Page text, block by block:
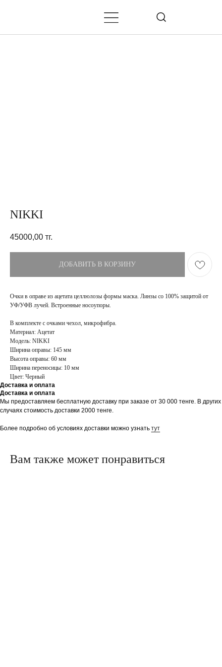
NIKKI
45000,00 тг.
ДОБАВИТЬ В КОРЗИНУ
Очки в оправе из ацетата целлюлозы формы маска. Линзы со 100% защитой от
УФ/УФВ лучей. Встроенные носоупоры.
В комплекте с очками чехол, микрофибра.
Материал: Ацетат
Модель: NIKKI
Ширина оправы: 145 мм
Высота оправы: 60 мм
Ширина переносицы: 10 мм
Цвет: Черный
Доставка и оплата
Доставка и оплата
Мы предоставляем бесплатную доставку при заказе от 30 000 тенге. В других
случаях стоимость доставки 2000 тенге.
Более подробно об условиях доставки можно узнать тут
Вам также может понравиться
ПОКУПАТЕЛЯМ МАГАЗИН
Доставка
Возврат и обмен Блог